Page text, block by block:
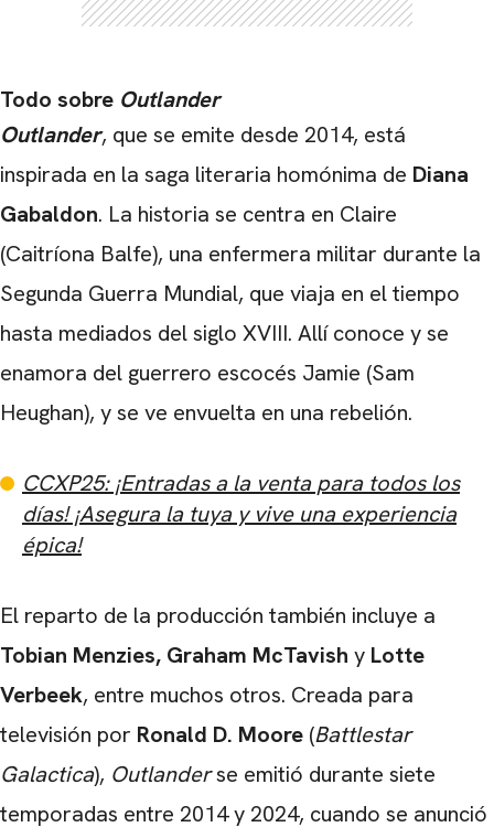
Todo sobre Outlander
Outlander, que se emite desde 2014, está
inspirada en la saga literaria homónima de Diana
Gabaldon. La historia se centra en Claire
(Caitríona Balfe), una enfermera militar durante la
Segunda Guerra Mundial, que viaja en el tiempo
hasta mediados del siglo XVIII. Allí conoce y se
enamora del guerrero escocés Jamie (Sam
Heughan), y se ve envuelta en una rebelión.
CCXP25: ¡Entradas a la venta para todos los
días! ¡Asegura la tuya y vive una experiencia
épica!
El reparto de la producción también incluye a
Tobian Menzies, Graham McTavish y Lotte
Verbeek, entre muchos otros. Creada para
televisión por Ronald D. Moore (Battlestar
Galactica), Outlanderse emitió durante siete
temporadas entre 2014 y 2024, cuando se anunció